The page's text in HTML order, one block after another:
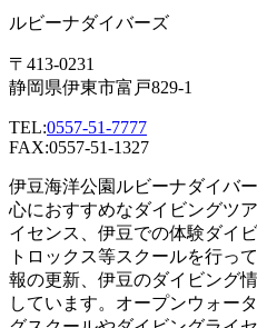
ルビーナダイバーズ
〒413-0231
静岡県伊東市富戸829-1
TEL:0557-51-7777
FAX:0557-51-1327
伊豆海洋公園ルビーナダイバ
心におすすめなダイビングツ
イセンス、伊豆での体験ダイ
トロックス等スクールを行っ
報の更新、伊豆のダイビング
しています。オープンウォー